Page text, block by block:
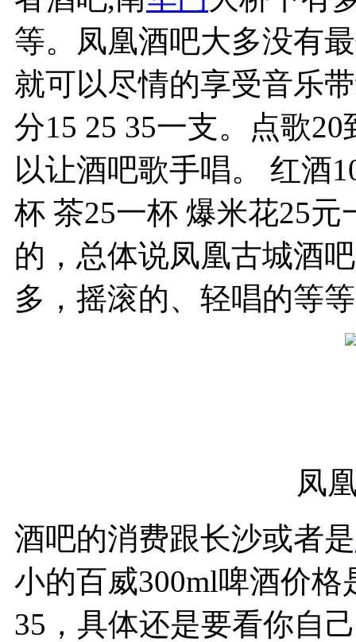
等。凤凰酒吧大多没有
就可以尽情的享受音乐
分15 25 35一支。点歌
以让酒吧歌手唱。 红酒
杯 茶25一杯 爆米花25
的，总体说凤凰古城酒
多，摇滚的、轻唱的等
凤
酒吧的消费跟长沙或者是
小的百威300ml啤酒价
35，具体还是要看你自